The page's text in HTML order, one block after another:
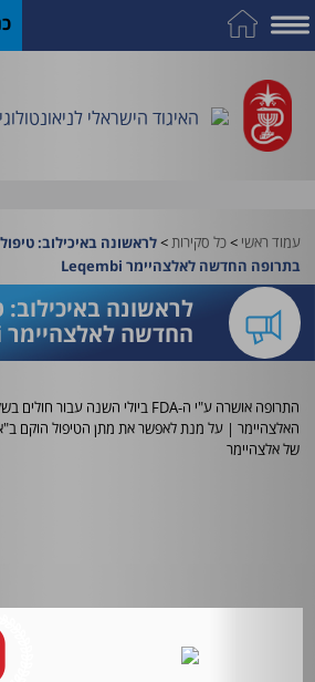
האיגוד הישראלי
על
האיגוד
פרסומי
האיגוד
התמחות
במקצוע
כח
אדם
וציוד
כלים
שימושיים
כנס
האיגוד
עמוד ראשי>כל סקירות>לראשונה באיכילוב: טיפול
בתרופה החדשה לאלצהיימר Leqembi
לראשונה באיכילוב:
החדשה לאלצהיימר Leqembi
התרופה אושרה ע"י ה-FDAביולי השנה עבור חולים
האלצהיימר | על מנת לאפשר את מתן הטיפול הוקם
של אלצהיימר